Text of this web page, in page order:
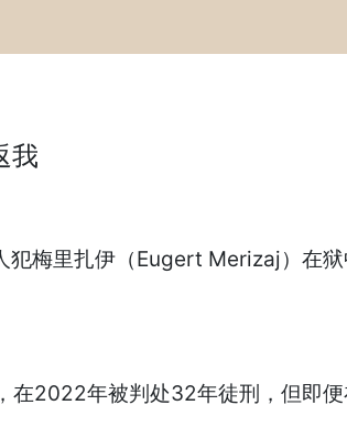
我
梅里扎伊（Eugert Merizaj）在
2022年被判处32年徒刑，但即